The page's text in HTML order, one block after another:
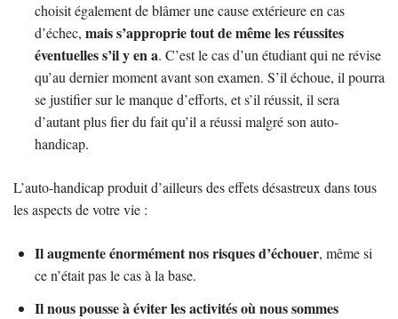
choisit également de blâmer une cause extérieure en cas
d’échec, mais s’approprie tout de même les réussites
éventuelles s’il y en a. C’est le cas d’un étudiant qui ne révise
qu’au dernier moment avant son examen. S’il échoue, il pourra
se justifier sur le manque d’efforts, et s’il réussit, il sera
d’autant plus fier du fait qu’il a réussi malgré son auto-
handicap.
L’auto-handicap produit d’ailleurs des effets désastreux dans tous
les aspects de votre vie :
Il augmente énormément nos risques d’échouer, même si
ce n’était pas le cas à la base.
Il nous pousse à éviter les activités où nous sommes